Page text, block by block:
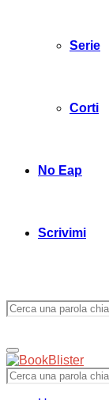
Serie
Corti
No Eap
Scrivimi
Search
for:
Primary
Menu
Search
for: